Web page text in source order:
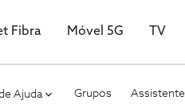
Fibra Móvel 5G TV
Ajuda Grupos Assistente